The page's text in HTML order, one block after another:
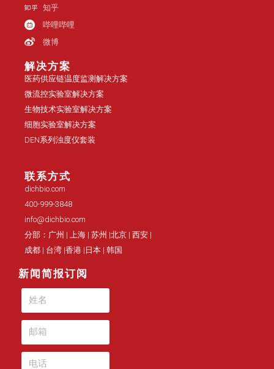
知乎
哔哩哔哩
微博
解决方案
医药供应链温度监测解决方案
微流控实验室解决方案
生物技术实验室解决方案
细胞实验室解决方案
DEN系列浊度仪套装
联系方式
dichbio.com
400-999-3848
info@dichbio.com
分部：广州 | 上海 | 苏州 |北京 | 西安 |
成都 | 台湾 |香港 |日本 | 韩国
新闻简报订阅